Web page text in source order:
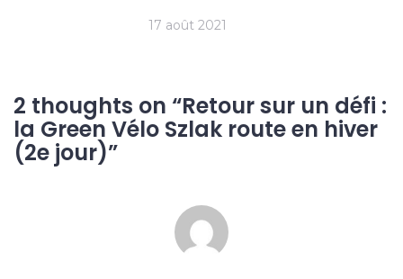
17 août 2021
2 thoughts on “Retour sur un défi :
la Green Vélo Szlak route en hiver
(2e jour)”